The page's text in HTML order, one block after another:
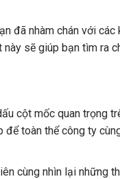
đã nhàm chán với các
sẽ giúp bạn tìm ra
cột mốc quan trọng
toàn thể công ty
cùng nhìn lại những